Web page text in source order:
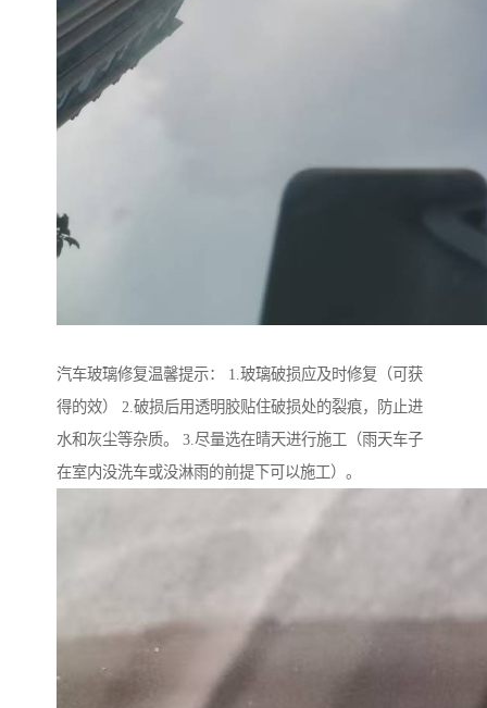
汽车玻璃修复温馨提示： 1.玻璃破损应及时修复（可获
得的效） 2.破损后用透明胶贴住破损处的裂痕，防止进
水和灰尘等杂质。 3.尽量选在晴天进行施工（雨天车子
在室内没洗车或没淋雨的前提下可以施工）。